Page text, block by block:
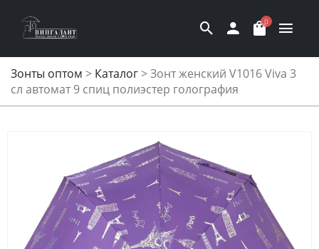
0
Зонты оптом > Каталог>Зонт женский V1016 Viva 3
сл автомат 9 спиц полиэстер голография